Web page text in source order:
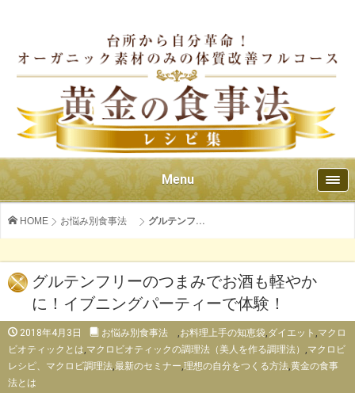
Menu
HOME お悩み別食事法 グルテンフ...
グルテンフリーのつまみでお酒も軽やか
に！イブニングパーティーで体験！
2018年4月3日 お悩み別食事法 お料理上手の知恵袋 ダイエット マクロ
ビオティックとは マクロビオティックの調理法（美人を作る調理法）
マクロビ
レシピ、マクロビ調理法 最新のセミナー 理想の自分をつくる方法 黄金の食事
法とは